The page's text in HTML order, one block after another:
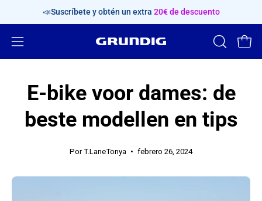
al
contenido
📣Suscríbete y obtén un extra 20€ de descuento
Abrir
navegación
ABRIR
BARRA
E-bike voor dames: de
beste modellen en tips
Por T.LaneTonya febrero 26, 2024